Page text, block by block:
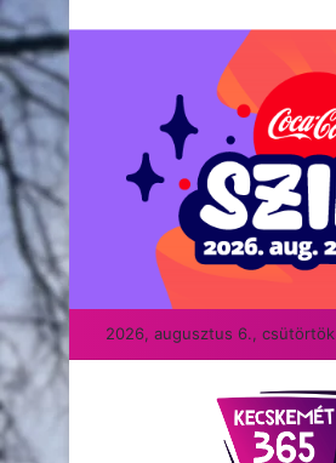
2026, augusztus 6., csütörtök